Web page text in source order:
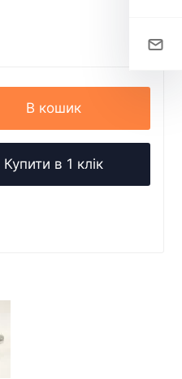
В кошик
Купити в 1 клік